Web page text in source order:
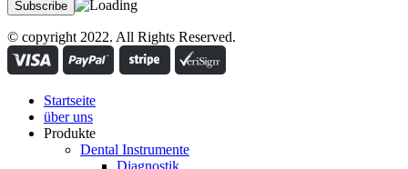
© copyright 2022. All Rights Reserved.
Startseite
über uns
Produkte
Dental Instrumente